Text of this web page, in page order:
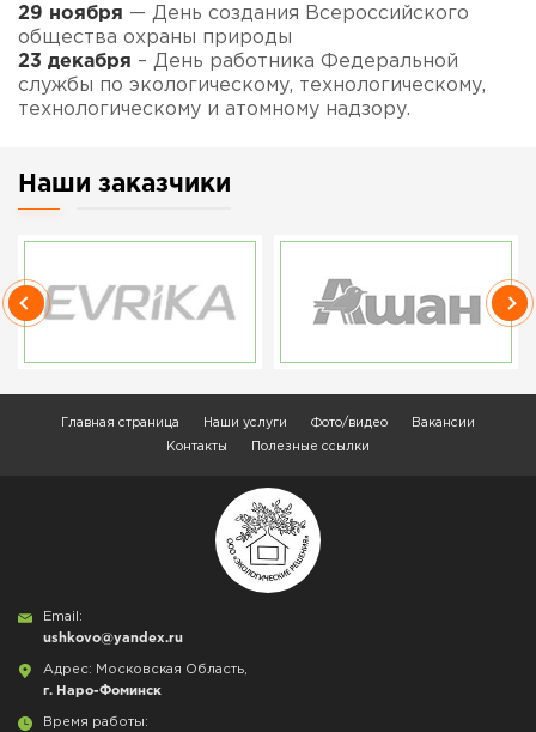
29 ноября — День создания Всероссийского
общества охраны природы
23 декабря – День работника Федеральной
службы по экологическому, технологическому,
технологическому и атомному надзору.
Наши заказчики
Главная страница Наши услуги Фото/видео
Вакансии
Контакты
Полезные ссылки
Email:
ushkovo@yandex.ru
Адрес: Московская Область,
г. Наро-Фоминск
Время работы: